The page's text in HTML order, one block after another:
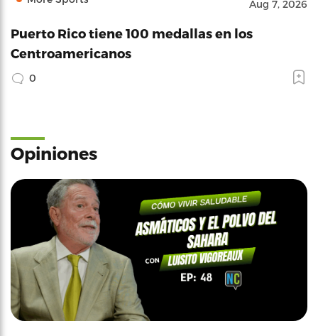
Aug 7, 2026
Puerto Rico tiene 100 medallas en los
Centroamericanos
0
Opiniones